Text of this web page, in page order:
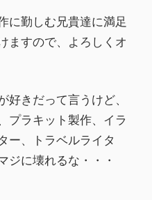
に勤しむ兄貴達に満足
ますので、よろしくオ
好きだって言うけど、
プラキット製作、イラ
ー、トラベルライタ
ジに壊れるな・・・